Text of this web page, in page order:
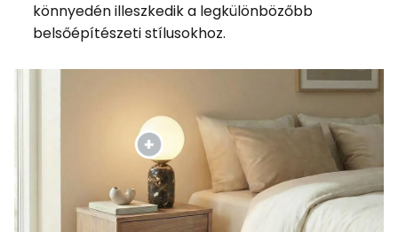
könnyedén illeszkedik a legkülönbözőbb
belsőépítészeti stílusokhoz.